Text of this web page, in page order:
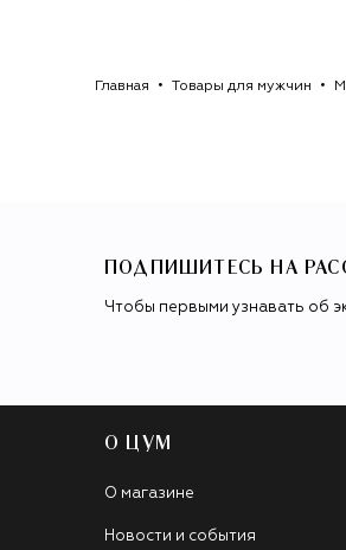
Главная Товары для мужчин
ПОДПИШИТЕСЬ НА
Чтобы первыми узнавать об
О ЦУМ
О магазине
Новости и события